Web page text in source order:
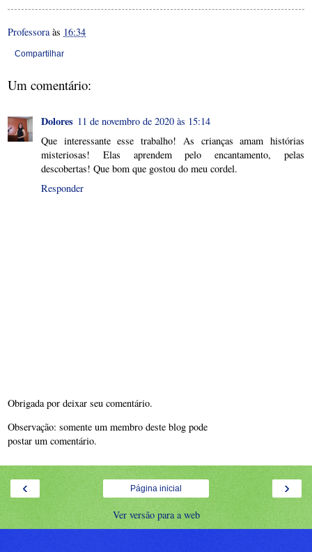
Professora às 16:34
Compartilhar
Um comentário:
Dolores 11 de novembro de 2020 às 15:14
Que interessante esse trabalho! As crianças amam histórias
misteriosas! Elas aprendem pelo encantamento, pelas
descobertas! Que bom que gostou do meu cordel.
Responder
Obrigada por deixar seu comentário.
Observação: somente um membro deste blog pode
postar um comentário.
‹ ›
Página inicial
Ver versão para a web